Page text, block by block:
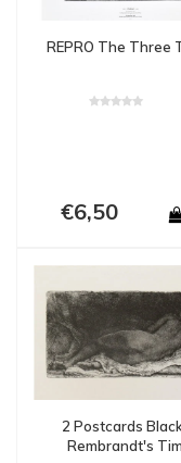
REPRO The Three
€6,50
2 Postcards
Rembrandt's